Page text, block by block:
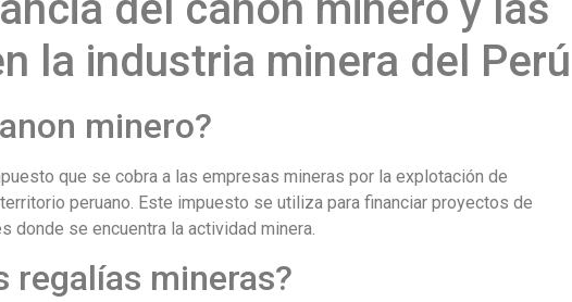
la industria minera del Perú
minero?
que se cobra a las empresas mineras por la explotación de
peruano. Este impuesto se utiliza para financiar proyectos de
donde se encuentra la actividad minera.
regalías mineras?